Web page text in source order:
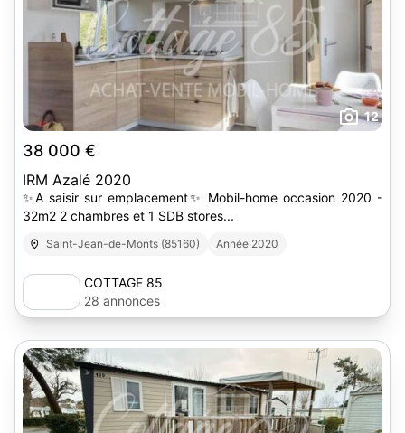
12
38 000 €
IRM Azalé 2020
✨A saisir sur emplacement✨ Mobil-home occasion 2020 -
32m2 2 chambres et 1 SDB stores...
Saint-Jean-de-Monts (85160) Année 2020
COTTAGE 85
28 annonces